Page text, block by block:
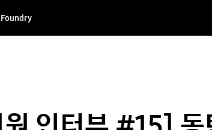
Foundry